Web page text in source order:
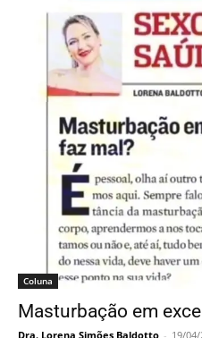
Coluna
Masturbação em
Dra. Lorena Simões Baldotto - 19/